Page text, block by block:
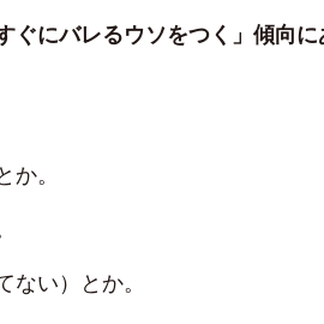
ぐにバレるウソをつく」傾向に
か。
ない）とか。